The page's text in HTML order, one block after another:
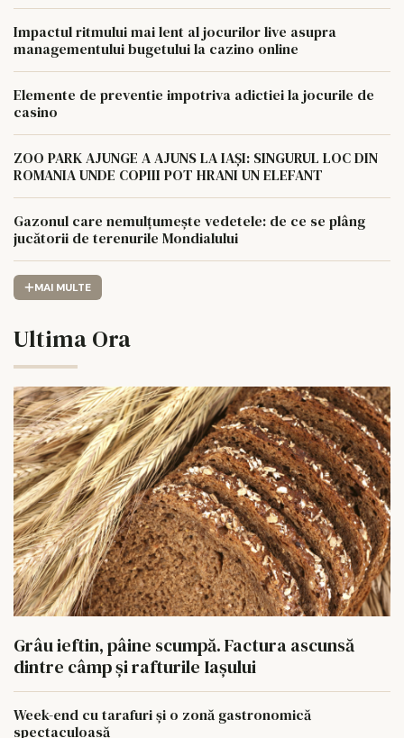
Impactul ritmului mai lent al jocurilor live asupra
managementului bugetului la cazino online
Elemente de preventie impotriva adictiei la jocurile de
casino
ZOO PARK AJUNGE A AJUNS LA IAȘI: SINGURUL LOC DIN
ROMANIA UNDE COPIII POT HRANI UN ELEFANT
Gazonul care nemulțumește vedetele: de ce se plâng
jucătorii de terenurile Mondialului
MAI MULTE
Ultima Ora
Grâu ieftin, pâine scumpă. Factura ascunsă
dintre câmp și rafturile Iașului
Week-end cu tarafuri și o zonă gastronomică
spectaculoasă